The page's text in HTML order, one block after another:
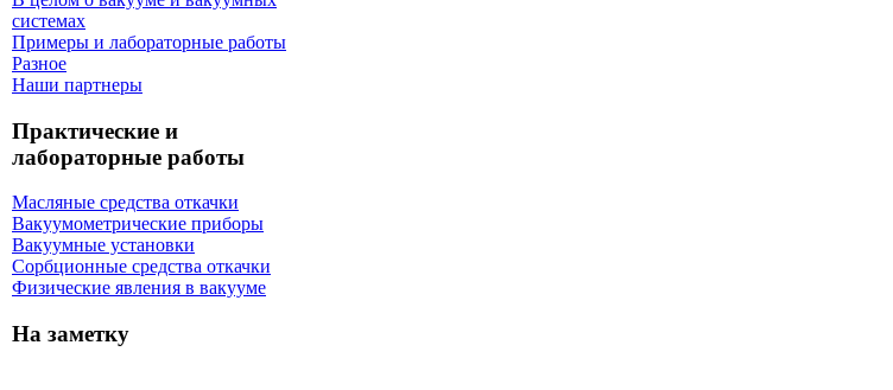
системах
Примеры и лабораторные работы
Разное
Наши партнеры
Практические и
лабораторные работы
Масляные средства откачки
Вакуумометрические приборы
Вакуумные установки
Сорбционные средства откачки
Физические явления в вакууме
На заметку